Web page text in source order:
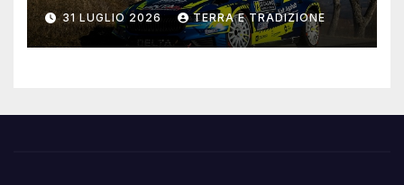
31 LUGLIO 2026 TERRA E TRADIZIONE